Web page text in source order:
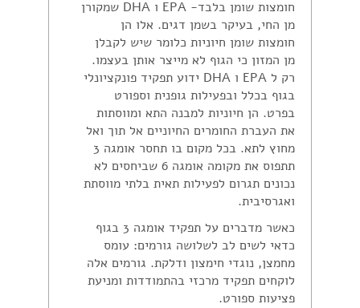
חומצות שומן בלבד- EPA ו DHA שמקורן
מן החי, בעיקר בשמן דגים. אלו הן
חומצות שומן חיוניות כלומר שיש לקבלן
מן המזון כי הגוף לא מייצר אותן בעצמו.
רק ל EPA ו DHA ידוע תפקיד פונקציונלי
בגוף בכלל ובפעילות גופנית וספורט
בפרט. הן חיוניות למבנה התא ומווסתות
את העברת החומרים החיוניים אל תוך ואל
מחוץ לתא. בכל מקום בו תחסר אומגה 3
תתפוס את מקומה אומגה 6 שביחסים לא
נכונים תגרום לפעילות תאית בלתי מווסתת
ואגרסיבית.
כאשר מדברים על תפקיד אומגה 3 בגוף
כדאי לשים לב לשלושה גורמים: עומס
מחמצן, נוגדי חימצון ודלקת. גורמים אלה
לוקחים תפקיד מרכזי בהתמודדות ומניעת
פציעות ספורט.